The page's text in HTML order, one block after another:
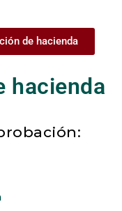
de hacienda
hacienda